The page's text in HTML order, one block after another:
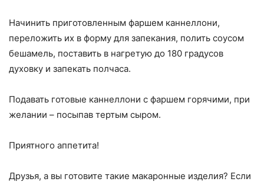
Начинить приготовленным фаршем каннеллони,
переложить их в форму для запекания, полить соусом
бешамель, поставить в нагретую до 180 градусов
духовку и запекать полчаса.
Подавать готовые каннеллони с фаршем горячими, при
желании – посыпав тертым сыром.
Приятного аппетита!
Друзья, а вы готовите такие макаронные изделия? Если